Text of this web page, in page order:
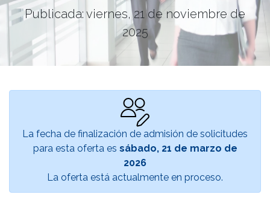
Publicada: viernes, 21 de noviembre de
2025
La fecha de finalización de admisión de solicitudes
para esta oferta es sábado, 21 de marzo de
2026
La oferta está actualmente en proceso.